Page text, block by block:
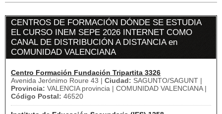
CENTROS DE FORMACIÓN DÓNDE SE ESTUDIA
EL CURSO INEM SEPE 2026 INTERNET COMO
CANAL DE DISTRIBUCIÓN A DISTANCIA en
COMUNIDAD VALENCIANA
Centro Formación Fundación Tripartita 3326
Avenida Jerónimo Roure 43 | Ciudad: SAGUNTO/SAGUNT |
Provincia: VALENCIA provincia | COMUNIDAD VALENCIANA |
Código Postal: 46520